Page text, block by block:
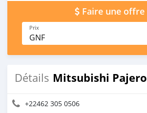
Faire une offre
Prix
GNF
Détails Mitsubishi Pajero
+22462 305 0506